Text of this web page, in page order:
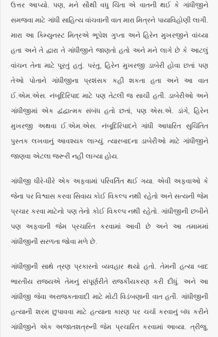
ઉત્તર આપ્યો. પણ, મને સૌથી વધુ ચિંતા એ વાતની થઈ કે ગાંધીજીને
સમજવા માટે ગાંધી સાહિત્ય વાંચવાની વાત મારા મિત્રને પાયાવિહોણી લાગી.
મારા આ ક્મ્યુિનસ્ટ મિત્રએ ભૂપેશ ગુપ્તા અને હિરેન મુખરજીને વાંચ્યા
હતા અને તે દ્વારા તે ગાંધીજીને જાણતો હતો અને મને લાગે છે કે આટલું
વાંચન તેના માટે પૂરતું હતું. પરંતુ, હિરેન મુખરજી ડાબેરી હોવા છતાં પણ
તેઓ પોતાને ગાંધીજીના પ્રશંસક કહી શકતા હતા અને આ વાત
ઈ.એમ.એસ. નંબૂદિરિપાદ માટે પણ તેટલી જ સાચી હતી. ડાબેરીઓ અને
ગાંધીજીમાં એક દ્વંદ્વાત્મક સંબંધ હતો છતાં, પણ એસ.એ. ડાંગે, હિરેન
મુખરજી અથવા ઈ.એમ.એસ. નંબૂદિરિપાદને ગાંધી આધારિત સુચિંતિત
પુસ્તક લખવાનું આવશ્યક લાગ્યું. ત્યારબાદના ડાબેરીઓ માટે ગાંધીજીને
જાણવા એટલા જરૂરી નહીં લાગ્યા હોય.
ગાંધીજી ધીરે-ધીરે એક અફવામાં પરિવર્તિત થઈ ગયા. એવી અફવાઓ કે
જેના પર વિશ્વાસ કરવા સિવાય કોઈ વિકલ્પ નથી રહેતો અને સત્યની જેમ
પ્રચાર કરવા માટેનો પણ તેનો કોઈ વિકલ્પ નથી રહેતો. ગાંધીજીની છબીને
પણ અફવાની જેમ પ્રચારિત કરવામાં આવી છે અને આ તમામમાં
ગાંધીજીની સરળતા જોવા મળે છે.
ગાંધીજીની સાથે ત્રણ પ્રકારનો વ્યવહાર થયો હતો. તેમની હત્યા બાદ
ભારતીય રાજ્યએ તેમનું સંપૂર્ણરીતે રાજકીયકરણ કરી દીધું. અને આ
ગાંધીજી જેવા અરાજકતાવાદી માટે મોટી વિડંબણાની વાત હતી. ગાંધીજીની
હત્યાની શરમ છુપાવવા માટે હત્યાના કારણ પર ચર્ચા કરવાનું બંધ કરીને
ગાંધીજીને એક અજાતશત્રુની જેમ પ્રચારિત કરવામાં આવ્યા. ત્રીજુ,